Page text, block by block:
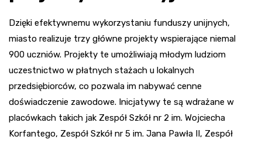
Dzięki efektywnemu wykorzystaniu funduszy unijnych,
miasto realizuje trzy główne projekty wspierające niemal
900 uczniów. Projekty te umożliwiają młodym ludziom
uczestnictwo w płatnych stażach u lokalnych
przedsiębiorców, co pozwala im nabywać cenne
doświadczenie zawodowe. Inicjatywy te są wdrażane w
placówkach takich jak Zespół Szkół nr 2 im. Wojciecha
Korfantego, Zespół Szkół nr 5 im. Jana Pawła II, Zespół